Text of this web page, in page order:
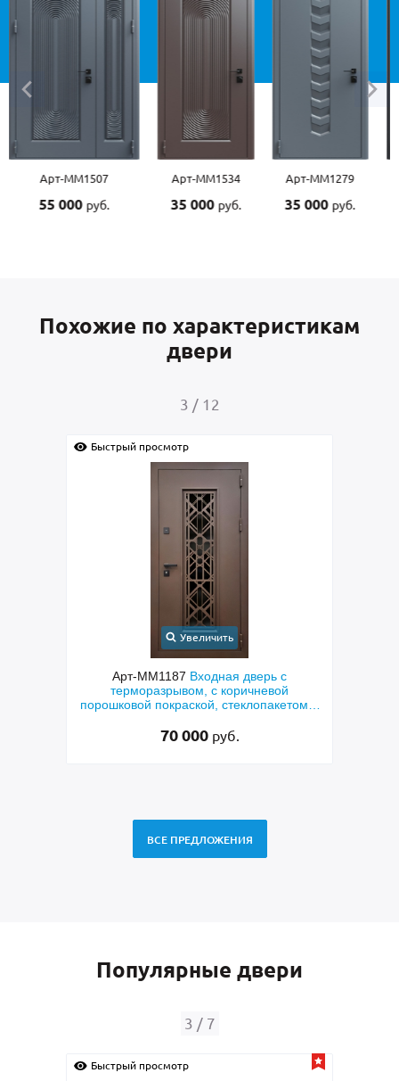
Арт-ММ1534
35 000руб.
Арт-ММ1279
35 000руб.
Арт-ММ1570
45 000руб.
Похожие по характеристикам
двери
4 / 12
Быстрый просмотр
Увеличить
Арт-ММ1384 Входная дверь с
металлофиленкой, бугельной ручкой и
порошковым напылением RAL 7021
45 000 руб.
ВСЕ ПРЕДЛОЖЕНИЯ
Популярные двери
4 / 7
Быстрый просмотр